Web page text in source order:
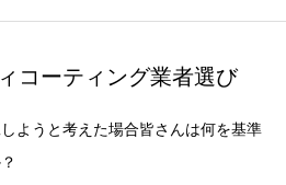
コーティング業者選び
ようと考えた場合皆さんは何を基準